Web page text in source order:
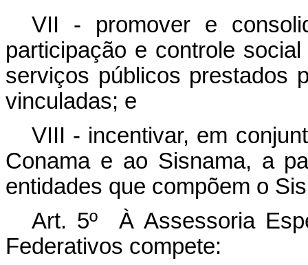
VII - promover e
participação e controle
serviços públicos prestados
vinculadas; e
VIII - incentivar, em
Conama e ao Sisnama, a
entidades que compõem o
Art. 5º À Assessoria
Federativos compete: